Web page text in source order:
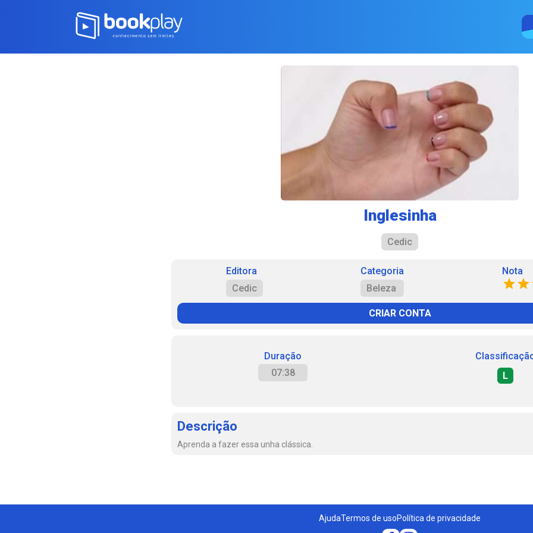
Inglesinha
Cedic
Editora
Cedic
Categoria
Beleza
Nota
CRIAR CONTA
Duração
07:38
L
Descrição
Aprenda a fazer essa unha clássica.
AjudaTermos de usoPolítica de privacidade